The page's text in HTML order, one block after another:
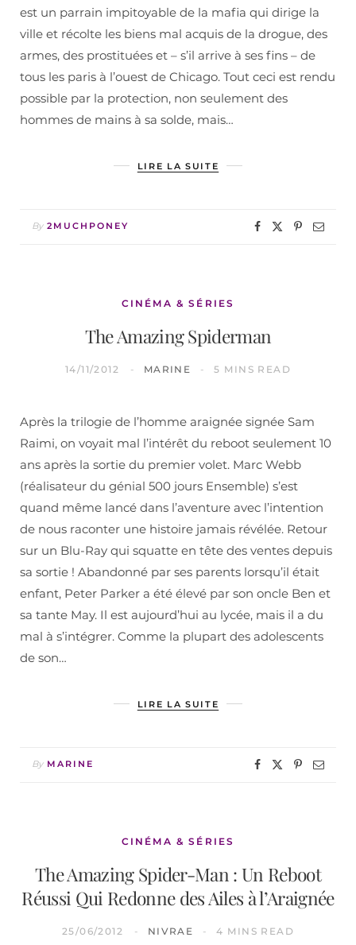
est un parrain impitoyable de la mafia qui dirige la
ville et récolte les biens mal acquis de la drogue, des
armes, des prostituées et – s’il arrive à ses fins – de
tous les paris à l’ouest de Chicago. Tout ceci est rendu
possible par la protection, non seulement des
hommes de mains à sa solde, mais…
LIRE LA SUITE
By 2MUCHPONEY
CINÉMA & SÉRIES
The Amazing Spiderman
14/11/2012 MARINE 5 MINS READ
Après la trilogie de l’homme araignée signée Sam
Raimi, on voyait mal l’intérêt du reboot seulement 10
ans après la sortie du premier volet. Marc Webb
(réalisateur du génial 500 jours Ensemble) s’est
quand même lancé dans l’aventure avec l’intention
de nous raconter une histoire jamais révélée. Retour
sur un Blu-Ray qui squatte en tête des ventes depuis
sa sortie ! Abandonné par ses parents lorsqu’il était
enfant, Peter Parker a été élevé par son oncle Ben et
sa tante May. Il est aujourd’hui au lycée, mais il a du
mal à s’intégrer. Comme la plupart des adolescents
de son…
LIRE LA SUITE
By MARINE
CINÉMA & SÉRIES
The Amazing Spider-Man : Un Reboot
Réussi Qui Redonne des Ailes à l’Araignée
25/06/2012 NIVRAE 4 MINS READ